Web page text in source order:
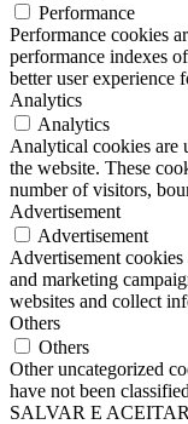
Performance
Performance cookies
performance indexes
better user experience
Analytics
Analytics
Analytical cookies are
the website. These
number of visitors,
Advertisement
Advertisement
Advertisement
and marketing
websites and collect
Others
Others
Other uncategorized
have not been
SALVAR E ACEITAR